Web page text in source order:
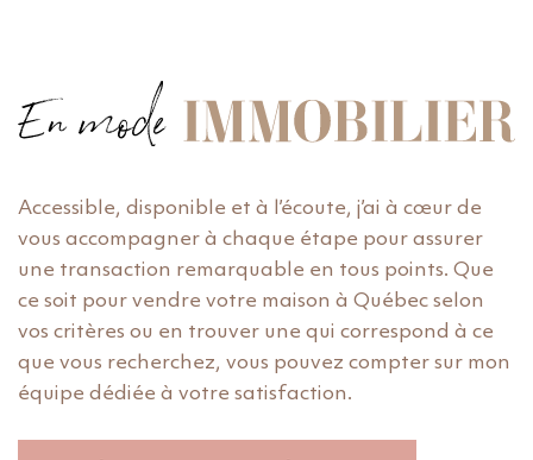
Accessible, disponible et à l’écoute, j’ai à cœur de
vous accompagner à chaque étape pour assurer
une transaction remarquable en tous points. Que
ce soit pour vendre votre maison à Québec selon
vos critères ou en trouver une qui correspond à ce
que vous recherchez, vous pouvez compter sur mon
équipe dédiée à votre satisfaction.